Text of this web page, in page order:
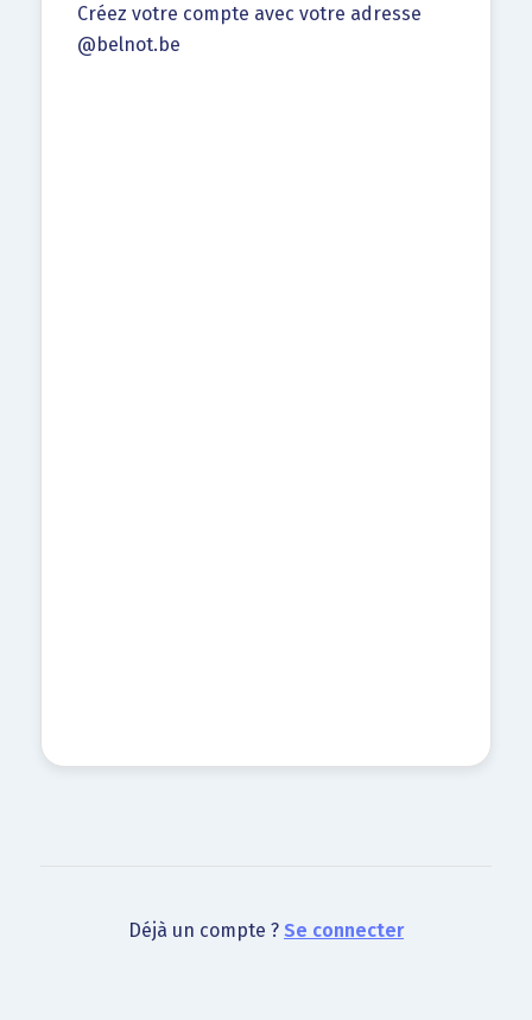
Créez votre compte avec votre adresse
@belnot.be
Déjà un compte ? Se connecter